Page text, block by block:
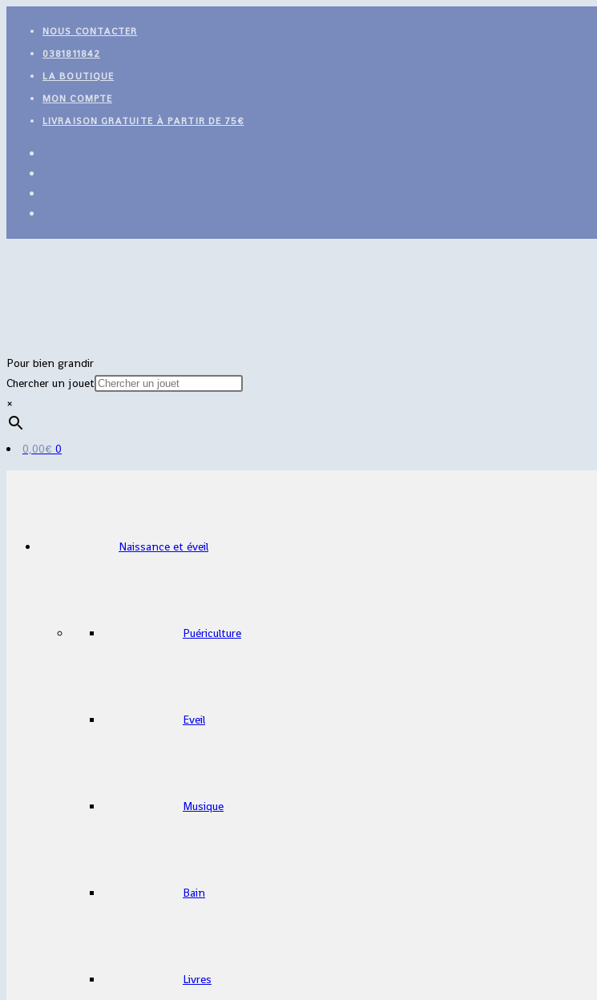
content
NOUS CONTACTER
0381811842
LA BOUTIQUE
MON COMPTE
LIVRAISON GRATUITE À PARTIR DE 75€
Pour bien grandir
Chercher un jouet
×
0,00€ 0
Naissance et éveil
Puériculture
Eveil
Musique
Bain
Livres